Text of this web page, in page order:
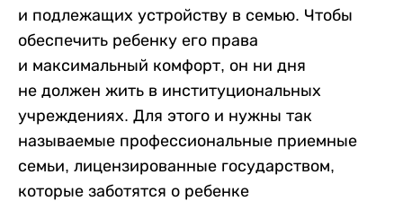
и подлежащих устройству в семью. Чтобы
обеспечить ребенку его права
и максимальный комфорт, он ни дня
не должен жить в институциональных
учреждениях. Для этого и нужны так
называемые профессиональные приемные
семьи, лицензированные государством,
которые заботятся о ребенке